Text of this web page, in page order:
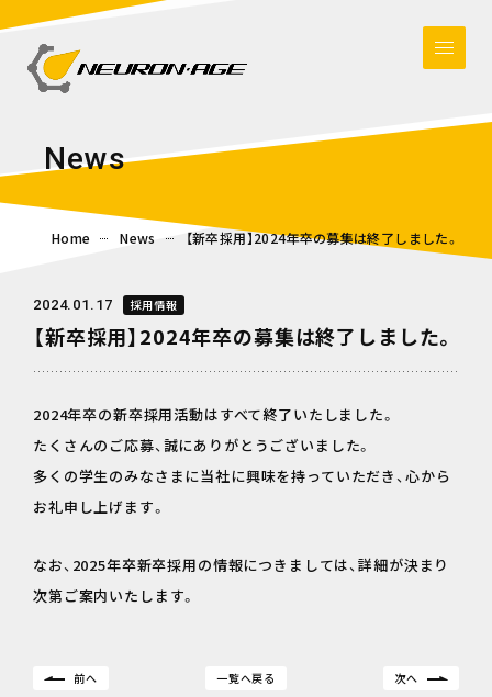
News
Home News 【新卒採用】2024年卒の募集は終了しました。
2024.01.17 採用情報
【新卒採用】2024年卒の募集は終了しました。
2024年卒の新卒採用活動はすべて終了いたしました。
たくさんのご応募、誠にありがとうございました。
多くの学生のみなさまに当社に興味を持っていただき、心から
お礼申し上げます。
なお、2025年卒新卒採用の情報につきましては、詳細が決まり
次第ご案内いたします。
前へ 一覧へ戻る 次へ